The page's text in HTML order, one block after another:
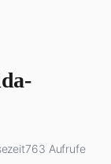
763 Aufrufe